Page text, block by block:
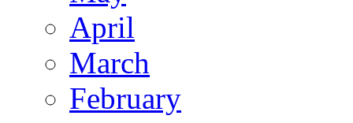
April
March
February